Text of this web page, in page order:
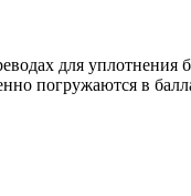
для уплотнения
погружаются в